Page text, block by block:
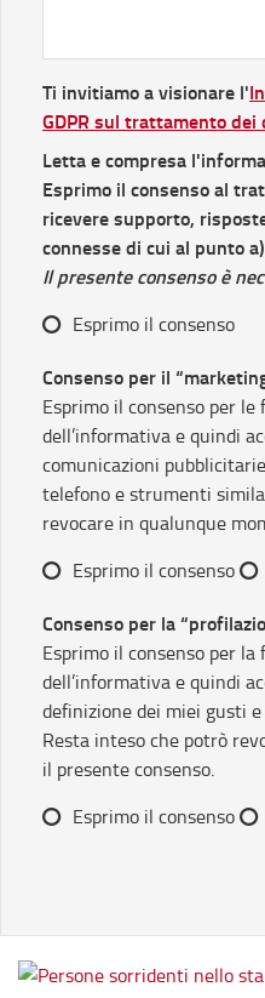
Ti invitiamo a visionare l'
GDPR sul trattamento dei
Letta e compresa
Esprimo il consenso al
ricevere supporto,
connesse di cui al punto
Il presente consenso è
Esprimo il consenso
Consenso per il
Esprimo il consenso per
dell’informativa e quindi
comunicazioni
telefono e strumenti
revocare in qualunque
Esprimo il consenso
Consenso per la
Esprimo il consenso per
dell’informativa e quindi
definizione dei miei gusti
Resta inteso che potrò
il presente consenso.
Esprimo il consenso